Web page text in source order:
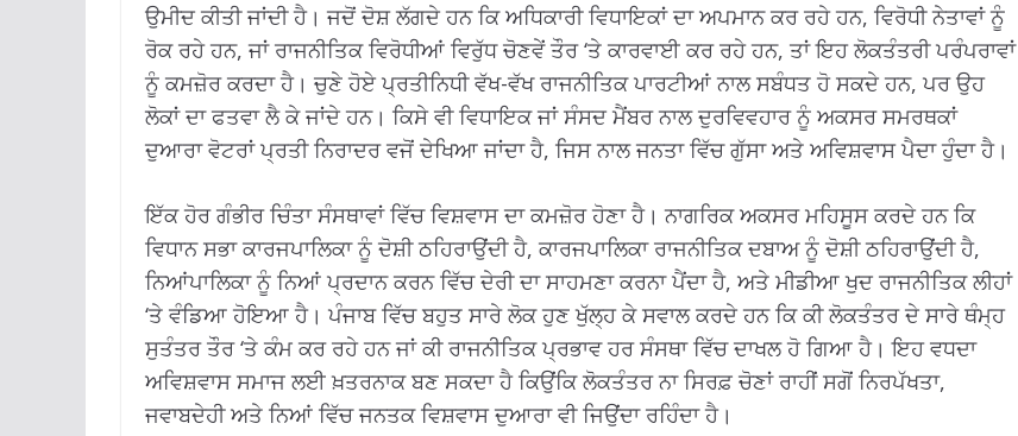
ਉਮੀਦ ਕੀਤੀ ਜਾਂਦੀ ਹੈ। ਜਦੋਂ ਦੋਸ਼ ਲੱਗਦੇ ਹਨ ਕਿ ਅਧਿਕਾਰੀ ਵਿਧਾਇਕਾਂ ਦਾ ਅਪਮਾਨ ਕਰ ਰਹੇ ਹਨ, ਵਿਰੋਧੀ ਨੇਤਾਵਾਂ ਨੂੰ
ਰੋਕ ਰਹੇ ਹਨ, ਜਾਂ ਰਾਜਨੀਤਿਕ ਵਿਰੋਧੀਆਂ ਵਿਰੁੱਧ ਚੋਣਵੇਂ ਤੌਰ ‘ਤੇ ਕਾਰਵਾਈ ਕਰ ਰਹੇ ਹਨ, ਤਾਂ ਇਹ ਲੋਕਤੰਤਰੀ ਪਰੰਪਰਾਵਾਂ
ਨੂੰ ਕਮਜ਼ੋਰ ਕਰਦਾ ਹੈ। ਚੁਣੇ ਹੋਏ ਪ੍ਰਤੀਨਿਧੀ ਵੱਖ-ਵੱਖ ਰਾਜਨੀਤਿਕ ਪਾਰਟੀਆਂ ਨਾਲ ਸਬੰਧਤ ਹੋ ਸਕਦੇ ਹਨ, ਪਰ ਉਹ
ਲੋਕਾਂ ਦਾ ਫਤਵਾ ਲੈ ​​ਕੇ ਜਾਂਦੇ ਹਨ। ਕਿਸੇ ਵੀ ਵਿਧਾਇਕ ਜਾਂ ਸੰਸਦ ਮੈਂਬਰ ਨਾਲ ਦੁਰਵਿਵਹਾਰ ਨੂੰ ਅਕਸਰ ਸਮਰਥਕਾਂ
ਦੁਆਰਾ ਵੋਟਰਾਂ ਪ੍ਰਤੀ ਨਿਰਾਦਰ ਵਜੋਂ ਦੇਖਿਆ ਜਾਂਦਾ ਹੈ, ਜਿਸ ਨਾਲ ਜਨਤਾ ਵਿੱਚ ਗੁੱਸਾ ਅਤੇ ਅਵਿਸ਼ਵਾਸ ਪੈਦਾ ਹੁੰਦਾ ਹੈ।
ਇੱਕ ਹੋਰ ਗੰਭੀਰ ਚਿੰਤਾ ਸੰਸਥਾਵਾਂ ਵਿੱਚ ਵਿਸ਼ਵਾਸ ਦਾ ਕਮਜ਼ੋਰ ਹੋਣਾ ਹੈ। ਨਾਗਰਿਕ ਅਕਸਰ ਮਹਿਸੂਸ ਕਰਦੇ ਹਨ ਕਿ
ਵਿਧਾਨ ਸਭਾ ਕਾਰਜਪਾਲਿਕਾ ਨੂੰ ਦੋਸ਼ੀ ਠਹਿਰਾਉਂਦੀ ਹੈ, ਕਾਰਜਪਾਲਿਕਾ ਰਾਜਨੀਤਿਕ ਦਬਾਅ ਨੂੰ ਦੋਸ਼ੀ ਠਹਿਰਾਉਂਦੀ ਹੈ,
ਨਿਆਂਪਾਲਿਕਾ ਨੂੰ ਨਿਆਂ ਪ੍ਰਦਾਨ ਕਰਨ ਵਿੱਚ ਦੇਰੀ ਦਾ ਸਾਹਮਣਾ ਕਰਨਾ ਪੈਂਦਾ ਹੈ, ਅਤੇ ਮੀਡੀਆ ਖੁਦ ਰਾਜਨੀਤਿਕ ਲੀਹਾਂ
‘ਤੇ ਵੰਡਿਆ ਹੋਇਆ ਹੈ। ਪੰਜਾਬ ਵਿੱਚ ਬਹੁਤ ਸਾਰੇ ਲੋਕ ਹੁਣ ਖੁੱਲ੍ਹ ਕੇ ਸਵਾਲ ਕਰਦੇ ਹਨ ਕਿ ਕੀ ਲੋਕਤੰਤਰ ਦੇ ਸਾਰੇ ਥੰਮ੍ਹ
ਸੁਤੰਤਰ ਤੌਰ ‘ਤੇ ਕੰਮ ਕਰ ਰਹੇ ਹਨ ਜਾਂ ਕੀ ਰਾਜਨੀਤਿਕ ਪ੍ਰਭਾਵ ਹਰ ਸੰਸਥਾ ਵਿੱਚ ਦਾਖਲ ਹੋ ਗਿਆ ਹੈ। ਇਹ ਵਧਦਾ
ਅਵਿਸ਼ਵਾਸ ਸਮਾਜ ਲਈ ਖ਼ਤਰਨਾਕ ਬਣ ਸਕਦਾ ਹੈ ਕਿਉਂਕਿ ਲੋਕਤੰਤਰ ਨਾ ਸਿਰਫ਼ ਚੋਣਾਂ ਰਾਹੀਂ ਸਗੋਂ ਨਿਰਪੱਖਤਾ,
ਜਵਾਬਦੇਹੀ ਅਤੇ ਨਿਆਂ ਵਿੱਚ ਜਨਤਕ ਵਿਸ਼ਵਾਸ ਦੁਆਰਾ ਵੀ ਜਿਉਂਦਾ ਰਹਿੰਦਾ ਹੈ।